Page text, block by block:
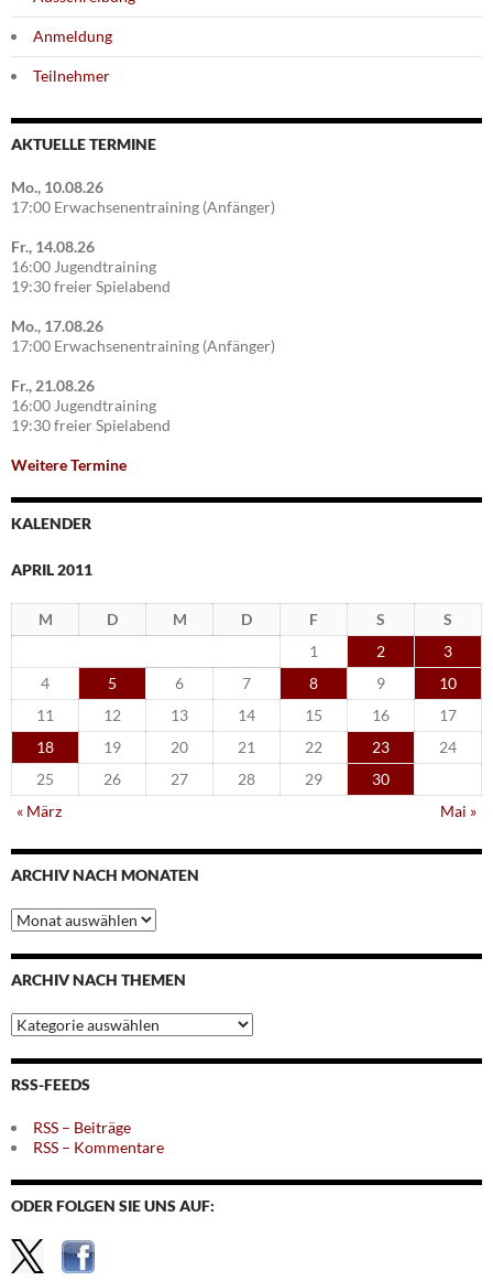
Anmeldung
Teilnehmer
AKTUELLE TERMINE
Mo., 10.08.26
17:00 Erwachsenentraining (Anfänger)
Fr., 14.08.26
16:00 Jugendtraining
19:30 freier Spielabend
Mo., 17.08.26
17:00 Erwachsenentraining (Anfänger)
Fr., 21.08.26
16:00 Jugendtraining
19:30 freier Spielabend
Weitere Termine
KALENDER
APRIL 2011
M D M D F S
S
1
2
3
4
5 6 7 8 9
10
11
12 13 14 15 16
17
18
19 20 21 22 23
24
25
26 27 28 29
30
« März
Mai »
ARCHIV NACH MONATEN
Archiv
nach
Monaten
ARCHIV NACH THEMEN
Archiv
nach
Themen
RSS-FEEDS
RSS – Beiträge
RSS – Kommentare
ODER FOLGEN SIE UNS AUF: